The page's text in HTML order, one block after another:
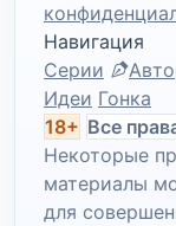
Навигация
Серии
Идеи Гонка
18+ Все
Некоторые
материалы
для